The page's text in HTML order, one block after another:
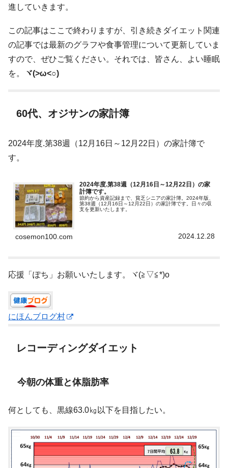
進していきます。
この記事はここで終わりますが、引き続きダイエット関連
の記事では最新のグラフや食事管理について更新していま
すので、ぜひご覧ください。それでは、皆さん、よい睡眠
を。
ヾ(>ω<○)
60代、オジサンの家計簿
2024年度.第38週（12月16日～12月22日）の家計簿で
す。
2024年度.第38週（12月16日～12月22日）の家
計簿です。
節約から資産記録まで、貧乏シニアの家計簿。2024年版、
第38週（12月16日～12月22日）の家計簿です。日々の収
支を更新いたします。
cosemon100.com 2024.12.28
応援「ぽち」お願いいたします。ヾ(≧▽≦*)o
にほんブログ村
レコーディングダイエット
今朝の体重と体脂肪率
何としても、黒線63.0㎏以下を目指したい。